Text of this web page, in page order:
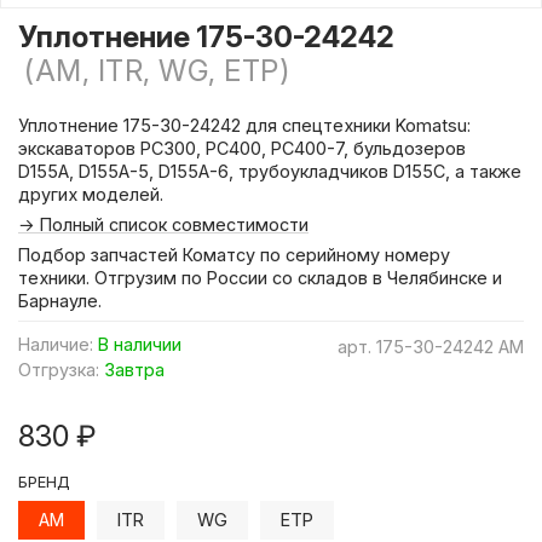
арт. 175-30-24242 AM
Наличие: В наличии
Отгрузка: Завтра
Уплотнение 175-30-24242
(AM, ITR, WG, ETP)
830 ₽
БРЕНД
AM ITR WG ETP
Уплотнение 175-30-24242 для спецтехники Komatsu:
экскаваторов PC300, PC400, PC400-7, бульдозеров
D155A, D155A-5, D155A-6, трубоукладчиков D155C, а также
других моделей.
→ Полный список совместимости
Подбор запчастей Коматсу по серийному номеру
техники. Отгрузим по России со складов в Челябинске и
Барнауле.